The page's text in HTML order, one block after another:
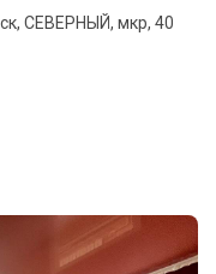
СЕВЕРНЫЙ, мкр, 40